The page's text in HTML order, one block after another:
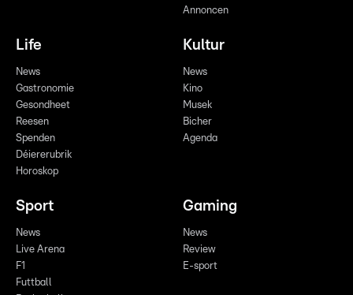
Annoncen
Life
News
Gastronomie
Gesondheet
Reesen
Spenden
Déiererubrik
Horoskop
Kultur
News
Kino
Musek
Bicher
Agenda
Sport
News
Live Arena
F1
Futtball
Gaming
News
Review
E-sport